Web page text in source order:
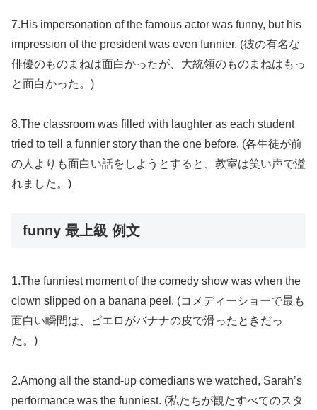
7.His impersonation of the famous actor was funny, but his
impression of the president was even funnier. (彼の有名な
俳優のものまねは面白かったが、大統領のものまねはもっ
と面白かった。)
8.The classroom was filled with laughter as each student
tried to tell a funnier story than the one before. (各生徒が前
の人よりも面白い話をしようとすると、教室は笑い声で溢
れました。)
funny 最上級 例文
1.The funniest moment of the comedy show was when the
clown slipped on a banana peel. (コメディーショーで最も
面白い瞬間は、ピエロがバナナの皮で滑ったときだっ
た。)
2.Among all the stand-up comedians we watched, Sarah’s
performance was the funniest. (私たちが観たすべてのスタ